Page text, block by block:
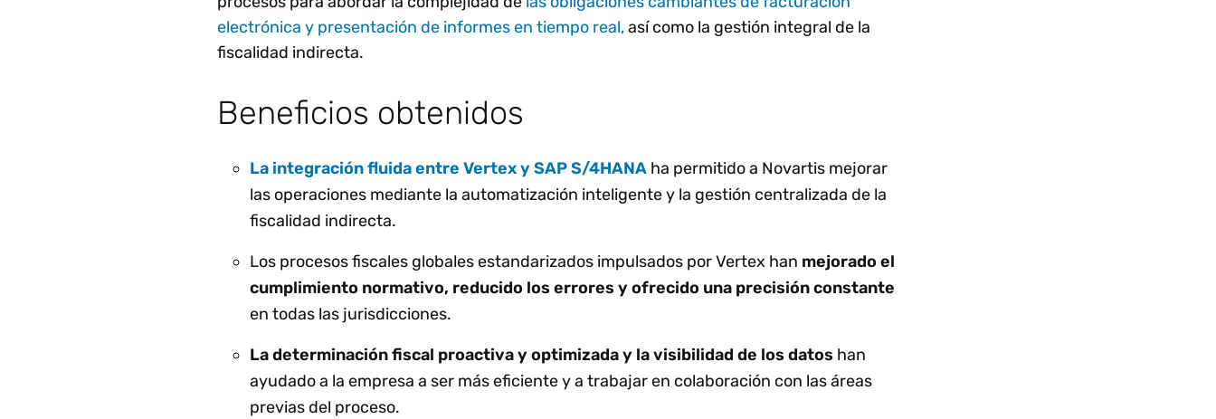
electrónica y presentación de informes en tiempo real,así como la gestión integral de la
fiscalidad indirecta.
Beneficios obtenidos
La integración fluida entre Vertex y SAP S/4HANA ha permitido a Novartis mejorar
las operaciones mediante la automatización inteligente y la gestión centralizada de la
fiscalidad indirecta.
Los procesos fiscales globales estandarizados impulsados por Vertex han mejorado el
cumplimiento normativo, reducido los errores y ofrecido una precisión constante
en todas las jurisdicciones.
La determinación fiscal proactiva y optimizada y la visibilidad de los datos han
ayudado a la empresa a ser más eficiente y a trabajar en colaboración con las áreas
previas del proceso.